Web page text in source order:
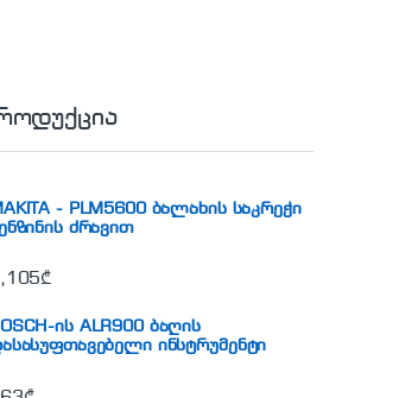
- PLM5600 ბალახის საკრეჭი
ძრავით
₾
ის ALR900 ბაღის
ინსტრუმენტი